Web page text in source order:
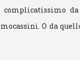
O da